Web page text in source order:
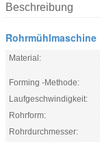
Beschreibung
Rohrmühlmaschine
Material:
Forming -Methode:
Laufgeschwindigkeit:
Rohrform:
Rohrdurchmesser: